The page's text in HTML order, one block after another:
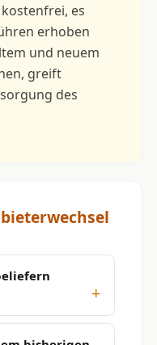
es
erhoben
und neuem
greift
des